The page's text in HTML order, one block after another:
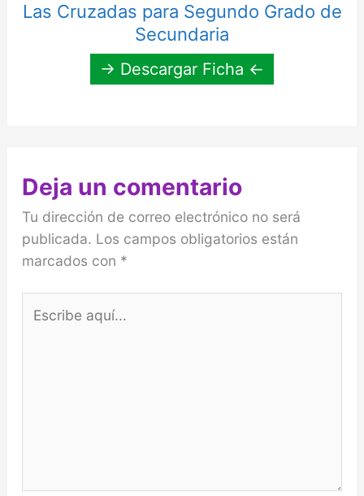
Las Cruzadas para Segundo Grado de
Secundaria
→ Descargar Ficha ←
Deja un comentario
Tu dirección de correo electrónico no será
publicada. Los campos obligatorios están
marcados con *
aquí...